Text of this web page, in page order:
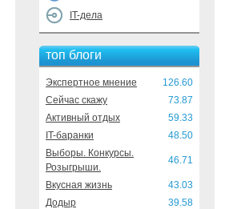
IT-дела
топ блоги
Экспертное мнение
126.60
Сейчас скажу
73.87
Активный отдых
59.33
IT-баранки
48.50
Выборы. Конкурсы.
Розыгрыши.
46.71
Вкусная жизнь
43.03
Додыр
39.58